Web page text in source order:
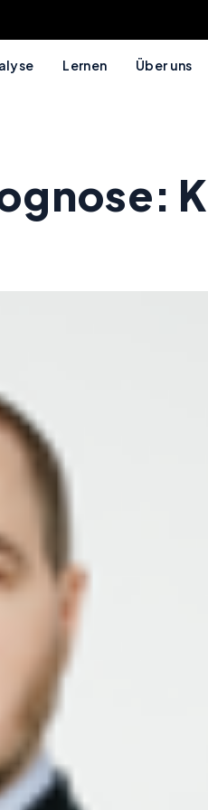
Lernen Über uns